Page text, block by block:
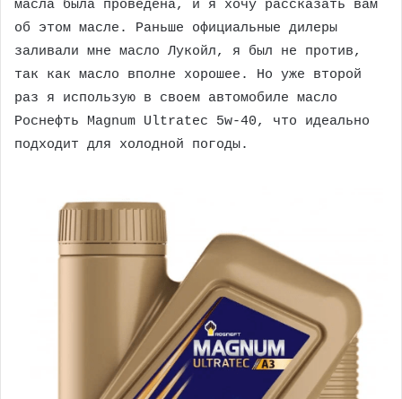
масла была проведена, и я хочу рассказать вам
об этом масле. Раньше официальные дилеры
заливали мне масло Лукойл, я был не против,
так как масло вполне хорошее. Но уже второй
раз я использую в своем автомобиле масло
Роснефть Magnum Ultratec 5w-40, что идеально
подходит для холодной погоды.